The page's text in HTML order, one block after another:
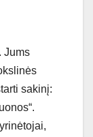
Jums
sakinį: